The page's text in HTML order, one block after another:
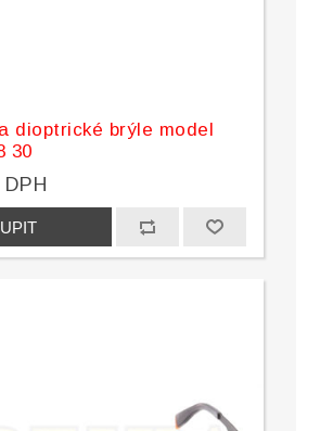
dioptrické brýle model
30